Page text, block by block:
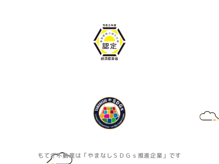
もてぎ不動産は「やまなしＳＤＧｓ推進企業」です